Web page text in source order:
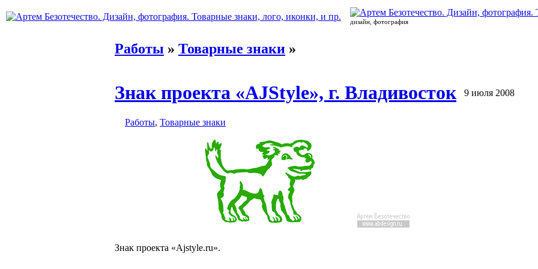
дизайн, фотография
Работы » Товарные знаки »
Знак проекта «AJStyle», г. Владивосток 9 июля 2008
Работы, Товарные знаки
Знак проекта «Ajstyle.ru».